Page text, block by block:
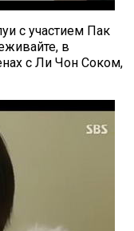
с участием Пак
в
с Ли Чон Соком,